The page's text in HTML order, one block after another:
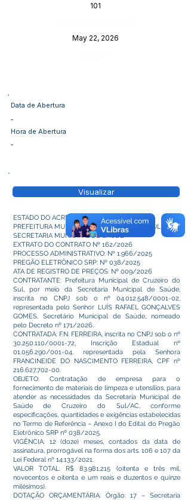
101
May 22, 2026
Data de Abertura
-
Hora de Abertura
-
Visualizar
ESTADO DO ACRE
PREFEITURA MUNICIPAL DE CRUZEIRO DO SUL
SECRETARIA MUNICIPAL DE SAÚDE
EXTRATO DO CONTRATO Nº 162/2026
PROCESSO ADMINISTRATIVO: Nº 1.966/2025
PREGÃO ELETRÔNICO SRP: Nº 038/2025
ATA DE REGISTRO DE PREÇOS: Nº 009/2026
CONTRATANTE: Prefeitura Municipal de Cruzeiro do
Sul, por meio da Secretaria Municipal de Saúde,
inscrita no CNPJ sob o nº 04.012.548/0001-02,
representada pelo Senhor LUÍS RAFAEL GONÇALVES
GOMES, Secretário Municipal de Saúde, nomeado
pelo Decreto nº 171/2026.
CONTRATADA: F.N. FERREIRA, inscrita no CNPJ sob o nº
30.250.110/0001-72, Inscrição Estadual nº
01.056.290/001-04, representada pela Senhora
FRANCINEIDE DO NASCIMENTO FERREIRA, CPF nº
216.627.702-00.
OBJETO: Contratação de empresa para o
fornecimento de materiais de limpeza e utensílios, para
atender as necessidades da Secretaria Municipal de
Saúde de Cruzeiro do Sul/AC, conforme
especificações, quantidades e exigências estabelecidas
no Termo de Referência – Anexo I do Edital do Pregão
Eletrônico SRP nº 038/2025.
VIGÊNCIA: 12 (doze) meses, contados da data de
assinatura, prorrogável na forma dos arts. 106 e 107 da
Lei Federal nº 14.133/2021.
VALOR TOTAL: R$ 83.981,215 (oitenta e três mil,
novecentos e oitenta e um reais e duzentos e quinze
milésimos).
DOTAÇÃO ORÇAMENTÁRIA: Órgão: 17 – Secretaria